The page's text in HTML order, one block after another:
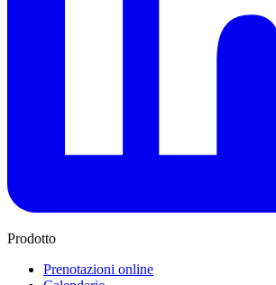
Prodotto
Prenotazioni online